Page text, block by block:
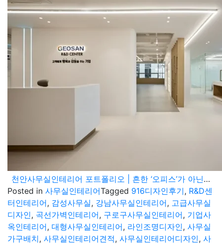
천안사무실인테리어 포트폴리오 | 흔한 ‘오피스’가 아닌 ‘하이엔드 R&D 센터’ 디자인 디테일
Posted in 사무실인테리어Tagged 916디자인후기, R&D센
터인테리어, 감성사무실, 강남사무실인테리어, 고급사무실
디자인, 곡선가벽인테리어, 구로구사무실인테리어, 기업사
옥인테리어, 대형사무실인테리어, 라인조명디자인, 사무실
가구배치, 사무실인테리어견적, 사무실인테리어디자인, 사